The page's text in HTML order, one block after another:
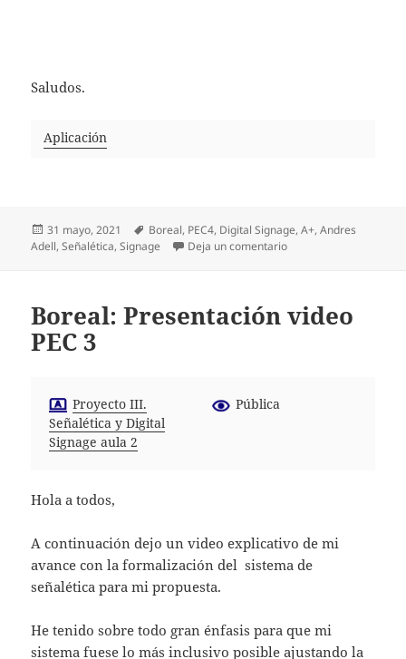
Saludos.
Aplicación
Publicado
el
31 mayo, 2021 Etiquetas
Boreal, PEC4, Digital Signage,A+,Andres
Adell,Señalética,Signage Deja un comentarioen Aplicación – Andrés
Boreal: Presentación video
PEC 3
Proyecto III.
Señalética y Digital
Signage aula 2
Pública
Hola a todos,
A continuación dejo un video explicativo de mi
avance con la formalización del sistema de
señalética para mi propuesta.
He tenido sobre todo gran énfasis para que mi
sistema fuese lo más inclusivo posible ajustando la